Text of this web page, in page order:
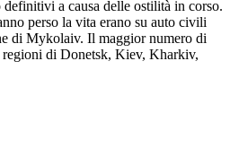
a causa delle ostilità in corso.
perso la vita erano su auto civili
di Mykolaiv. Il maggior numero di
regioni di Donetsk, Kiev, Kharkiv,